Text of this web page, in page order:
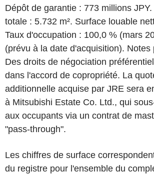
Dépôt de garantie : 773 millions
totale : 5.732 m². Surface louable
Taux d'occupation : 100,0 % (mars
(prévu à la date d'acquisition). Notes
Des droits de négociation
dans l'accord de copropriété. La
additionnelle acquise par JRE sera
à Mitsubishi Estate Co. Ltd., qui
aux occupants via un contrat de
"pass-through".
Les chiffres de surface
du registre pour l'ensemble du